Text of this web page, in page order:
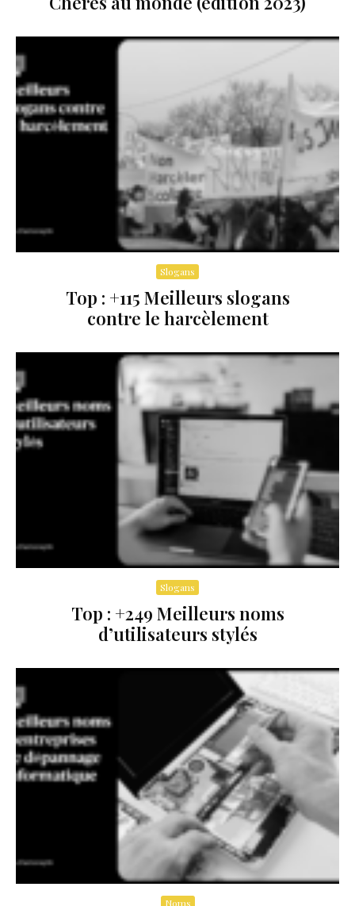
Slogans
Top : +115 Meilleurs slogans
contre le harcèlement
Slogans
Top : +249 Meilleurs noms
d’utilisateurs stylés
Noms